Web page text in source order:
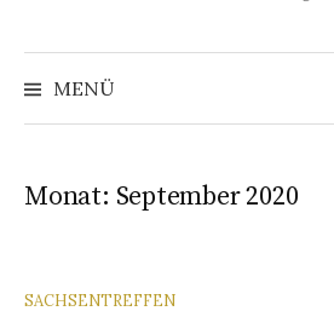
MENÜ
Monat: September 2020
SACHSENTREFFEN